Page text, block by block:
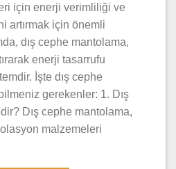
için enerji verimliliği ve
artırmak için önemli
dış cephe mantolama,
enerji tasarrufu
İşte dış cephe
gerekenler: 1. Dış
Dış cephe mantolama,
malzemeleri